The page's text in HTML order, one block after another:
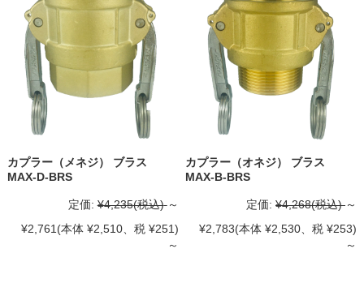
カプラー（メネジ） ブラス
MAX-D-BRS
定価: ¥4,235(税込) ～
¥2,761 (本体 ¥2,510、税 ¥251)
～
カプラー（オネジ） ブラス
MAX-B-BRS
定価: ¥4,268(税込) ～
¥2,783(本体 ¥2,530、税 ¥253)
～